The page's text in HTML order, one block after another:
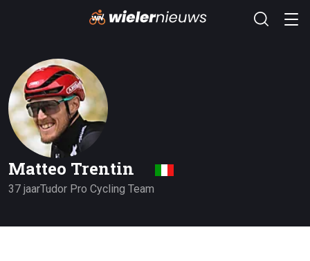
Matteo Trentin
37 jaarTudor Pro Cycling Team